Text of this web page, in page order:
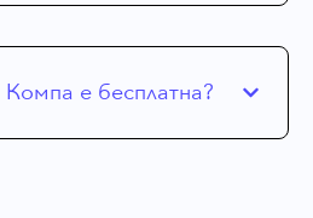
Компа е бесплатна?